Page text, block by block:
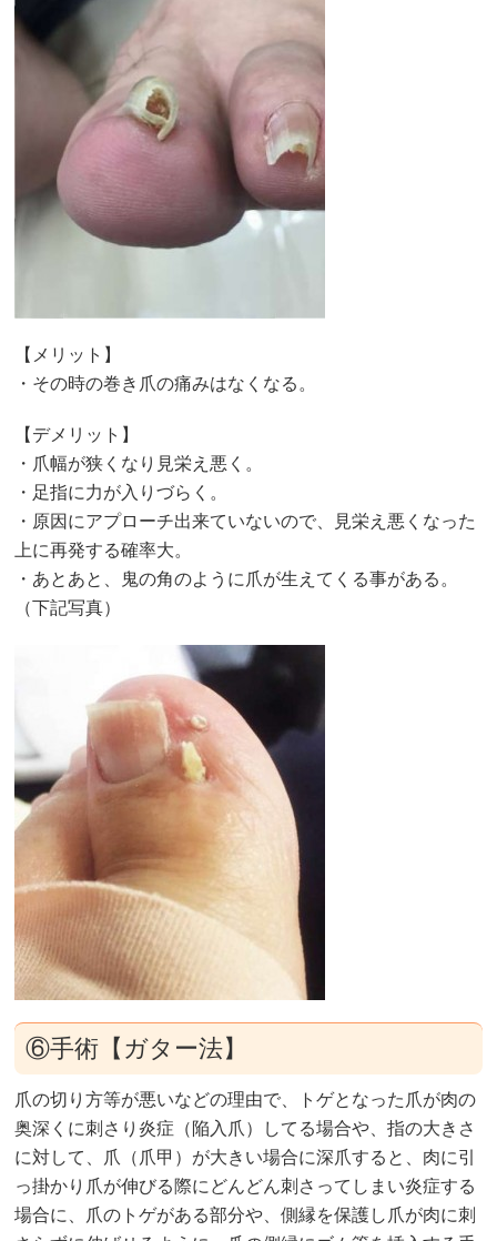
【メリット】
・その時の巻き爪の痛みはなくなる。
【デメリット】
・爪幅が狭くなり見栄え悪く。
・足指に力が入りづらく。
・原因にアプローチ出来ていないので、見栄え悪くなった
上に再発する確率大。
・あとあと、鬼の角のように爪が生えてくる事がある。
（下記写真）
⑥手術【ガター法】
爪の切り方等が悪いなどの理由で、トゲとなった爪が肉の
奥深くに刺さり炎症（陥入爪）してる場合や、指の大きさ
に対して、爪（爪甲）が大きい場合に深爪すると、肉に引
っ掛かり爪が伸びる際にどんどん刺さってしまい炎症する
場合に、爪のトゲがある部分や、側縁を保護し爪が肉に刺